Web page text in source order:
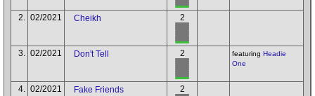
2. 02/2021 Cheikh 2
3. 02/2021 Don't Tell 2 featuring Headie
One
4. 02/2021 Fake Friends 2